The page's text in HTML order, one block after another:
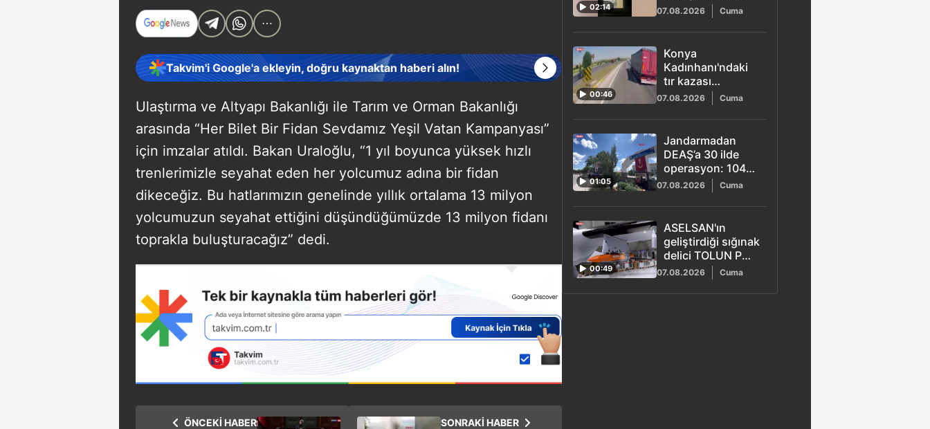
Takvim'i Google'a ekleyin, doğru kaynaktan haberi alın!
Ulaştırma ve Altyapı Bakanlığı ile Tarım ve Orman Bakanlığı
arasında “Her Bilet Bir Fidan Sevdamız Yeşil Vatan Kampanyası”
için imzalar atıldı. Bakan Uraloğlu, “1 yıl boyunca yüksek hızlı
trenlerimizle seyahat eden her yolcumuz adına bir fidan
dikeceğiz. Bu hatlarımızın genelinde yıllık ortalama 13 milyon
yolcumuzun seyahat ettiğini düşündüğümüzde 13 milyon fidanı
toprakla buluşturacağız” dedi.
SONRAKİ HABER
ÖNCEKİ HABER
02:14
tamamlandı: 151
şüpheli hakkında
iddianame
07.08.2026 Cuma
00:46
Konya
Kadınhanı'ndaki
tır kazası
kamerada: 1 ölü
07.08.2026 Cuma
01:05
Jandarmadan
DEAŞ’a 30 ilde
operasyon: 104
şüpheli yakalandı
07.08.2026 Cuma
00:49
ASELSAN'ın
geliştirdiği sığınak
delici TOLUN P
hedefi tam
isabetle vurdu
07.08.2026 Cuma